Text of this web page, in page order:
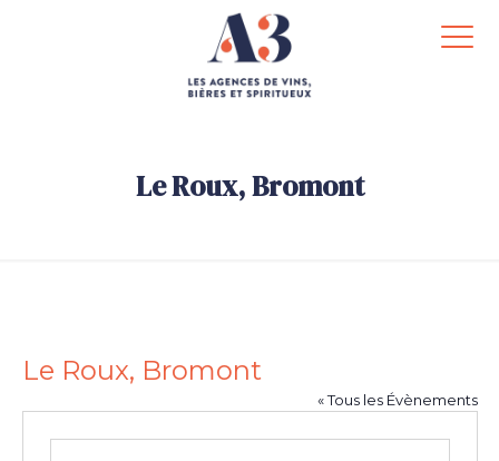
Le Roux, Bromont
Le Roux, Bromont
« Tous les Évènements